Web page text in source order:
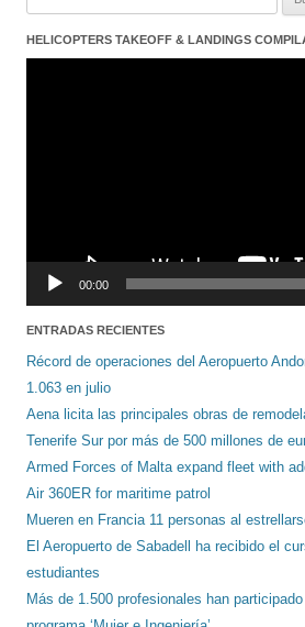
HELICOPTERS TAKEOFF & LANDINGS
00:00
ENTRADAS RECIENTES
Récord de operaciones del Aeropuerto
1.063 en julio
Aena licita las principales obras de
Tenerife Sur por más de 500 millones de
Armed Forces of Malta expand fleet with
Air 360ER for maritime patrol
Mueren en Francia 11 personas al
El Aeropuerto de Sabadell ha recibido el
estudiantes
Más de 1.500 profesionales han